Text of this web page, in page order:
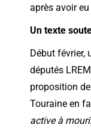
après avoir
Un texte
Début février,
députés
proposition
Touraine en
active à